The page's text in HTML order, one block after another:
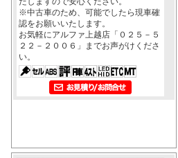
※中古車のため、可能でしたら現車確
認をお願いいたします。
お気軽にアルファ上越店「０２５－５
２２－２００６」までお声がけくださ
い。